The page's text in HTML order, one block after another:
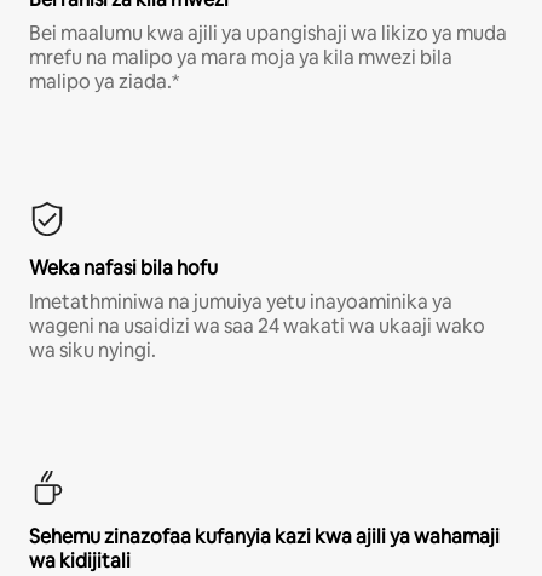
Bei maalumu kwa ajili ya upangishaji wa likizo ya muda
mrefu na malipo ya mara moja ya kila mwezi bila
malipo ya ziada.*
Weka nafasi bila hofu
Imetathminiwa na jumuiya yetu inayoaminika ya
wageni na usaidizi wa saa 24 wakati wa ukaaji wako
wa siku nyingi.
Sehemu zinazofaa kufanyia kazi kwa ajili ya wahamaji
wa kidijitali